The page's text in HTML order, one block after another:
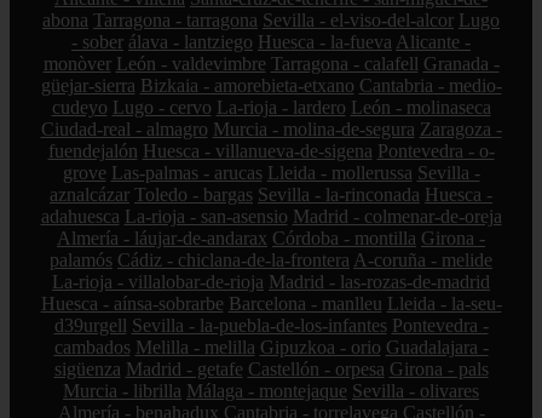
abona Tarragona - tarragona Sevilla - el-viso-del-alcor Lugo
- sober álava - lantziego Huesca - la-fueva Alicante -
monòver León - valdevimbre Tarragona - calafell Granada -
güejar-sierra Bizkaia - amorebieta-etxano Cantabria - medio-
cudeyo Lugo - cervo La-rioja - lardero León - molinaseca
Ciudad-real - almagro Murcia - molina-de-segura Zaragoza -
fuendejalón Huesca - villanueva-de-sigena Pontevedra - o-
grove Las-palmas - arucas Lleida - mollerussa Sevilla -
aznalcázar Toledo - bargas Sevilla - la-rinconada Huesca -
adahuesca La-rioja - san-asensio Madrid - colmenar-de-oreja
Almería - láujar-de-andarax Córdoba - montilla Girona -
palamós Cádiz - chiclana-de-la-frontera A-coruña - melide
La-rioja - villalobar-de-rioja Madrid - las-rozas-de-madrid
Huesca - aínsa-sobrarbe Barcelona - manlleu Lleida - la-seu-
d39urgell Sevilla - la-puebla-de-los-infantes Pontevedra -
cambados Melilla - melilla Gipuzkoa - orio Guadalajara -
sigüenza Madrid - getafe Castellón - orpesa Girona - pals
Murcia - librilla Málaga - montejaque Sevilla - olivares
Almería - benahadux Cantabria - torrelavega Castellón -